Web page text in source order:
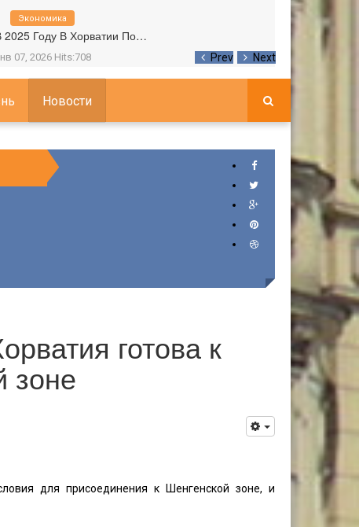
Prev Next
2025 Году В Хорватии По…
07, 2026 Hits:708
Экономика
Новости
готова к
зоне
для присоединения к Шенгенской зоне, и